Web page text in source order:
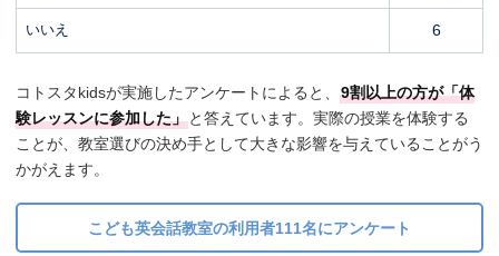
いいえ 6
コトスタkidsが実施したアンケートによると、 9割以上の方が「体
験レッスンに参加した」と答えています。実際の授業を体験する
ことが、教室選びの決め手として大きな影響を与えていることがう
かがえます。
こども英会話教室の利用者111名にアンケート